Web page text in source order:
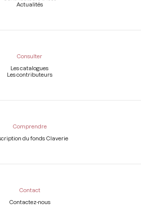
Actualités
Consulter
Les catalogues
Les contributeurs
Comprendre
du fonds Claverie
Contact
Contactez-nous